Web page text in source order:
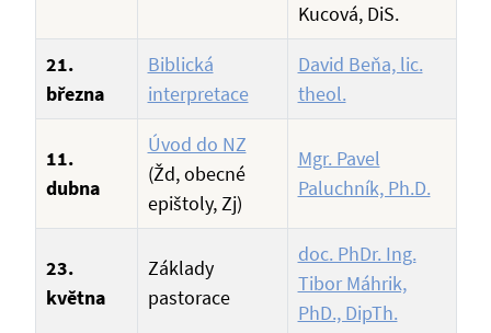
Kucová, DiS.
21.
března
Biblická
interpretace
David Beňa, lic.
theol.
11.
dubna
Úvod do NZ
(Žd, obecné
epištoly, Zj)
Mgr. Pavel
Paluchník, Ph.D.
23.
května
Základy
pastorace
doc. PhDr. Ing.
Tibor Máhrik,
PhD., DipTh.